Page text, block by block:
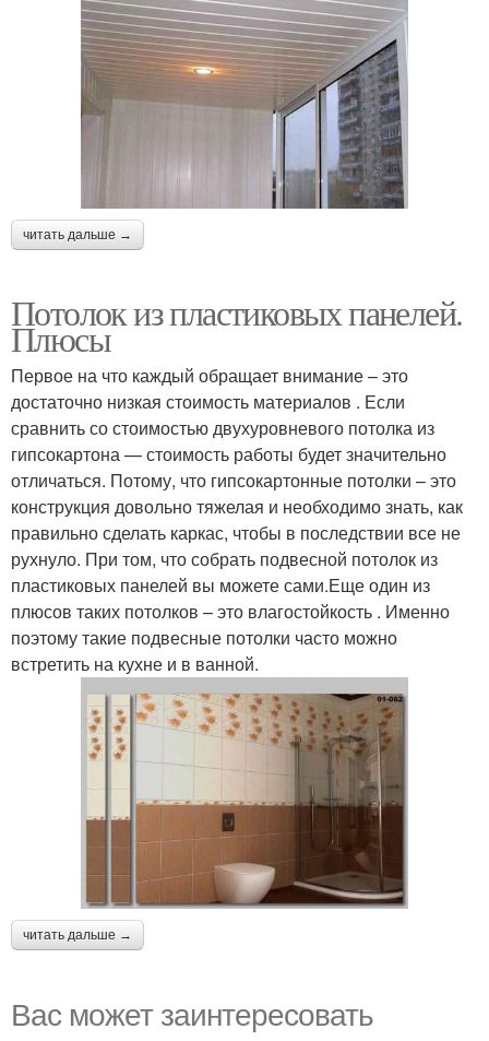
читать дальше →
Потолок из пластиковых панелей.
Плюсы
Первое на что каждый обращает внимание – это
достаточно низкая стоимость материалов . Если
сравнить со стоимостью двухуровневого потолка из
гипсокартона — стоимость работы будет значительно
отличаться. Потому, что гипсокартонные потолки – это
конструкция довольно тяжелая и необходимо знать, как
правильно сделать каркас, чтобы в последствии все не
рухнуло. При том, что собрать подвесной потолок из
пластиковых панелей вы можете сами.Еще один из
плюсов таких потолков – это влагостойкость . Именно
поэтому такие подвесные потолки часто можно
встретить на кухне и в ванной.
читать дальше →
Вас может заинтересовать